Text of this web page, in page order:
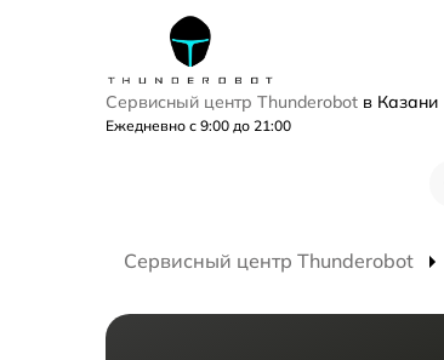
Сервисный центр Thunderobot в Казани
Ежедневно с 9:00 до 21:00
Сервисный центр Thunderobot